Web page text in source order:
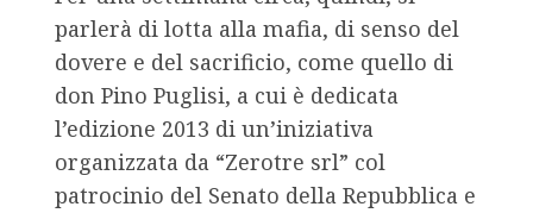
parlerà di lotta alla mafia, di senso del
dovere e del sacrificio, come quello di
don Pino Puglisi, a cui è dedicata
l’edizione 2013 di un’iniziativa
organizzata da “Zerotre srl” col
patrocinio del Senato della Repubblica e